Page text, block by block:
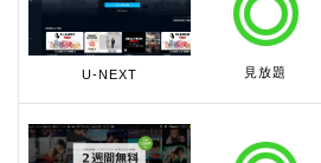
U-NEXT 見放題